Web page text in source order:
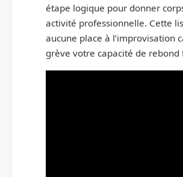
étape logique pour donner
activité professionnelle. Cette
aucune place à l’improvisation
grève votre capacité de rebond